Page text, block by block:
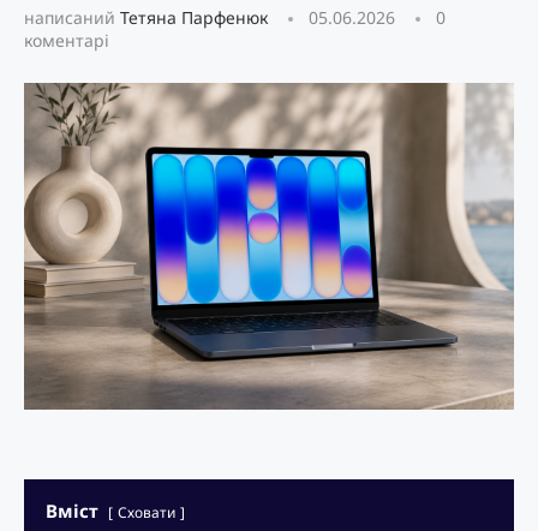
написаний Тетяна Парфенюк 05.06.2026
0
коментарі
Вміст Сховати